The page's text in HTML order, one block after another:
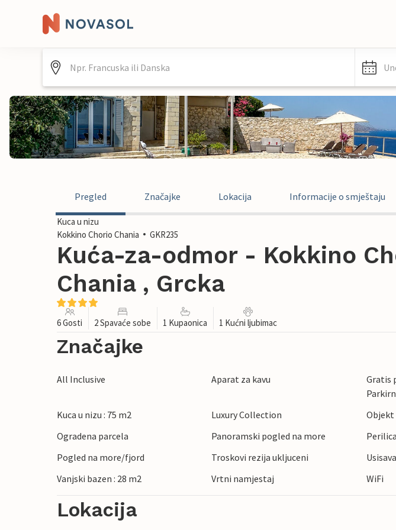
Pregled Značajke Lokacija Informacije o smještaju
Kuca u nizu
Kokkino Chorio Chania
GKR235
Kuća-za-odmor - Kokkino
Chania , Grcka
6 Gosti 2 Spavaće sobe 1 Kupaonica 1 Kućni ljubimac
Značajke
All Inclusive Aparat za kavu
Gratis
Kuca u nizu : 75 m2
Luxury Collection
Objekt
Ogradena parcela
Panoramski pogled na more
Pogled na more/fjord
Troskovi rezija ukljuceni
Vanjski bazen : 28 m2
Vrtni namjestaj WiFi
Lokacija